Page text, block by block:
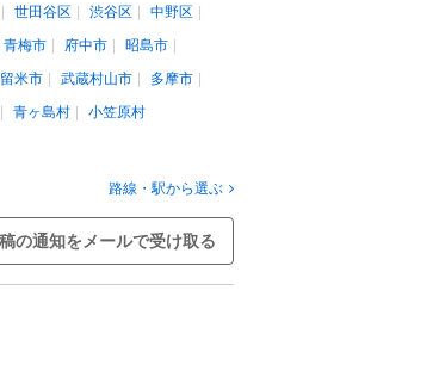
世田谷区 渋谷区
中野区
青梅市 府中市
昭島市
米市 武蔵村山市
多摩市
青ヶ島村 小笠原村
路線・駅から選ぶ
の通知をメールで受け取る